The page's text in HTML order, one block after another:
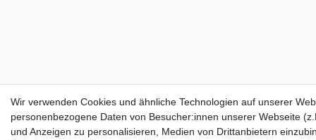
Wir verwenden Cookies und ähnliche Technologien auf unserer
personenbezogene Daten von Besucher:innen unserer Webseite
und Anzeigen zu personalisieren, Medien von Drittanbietern